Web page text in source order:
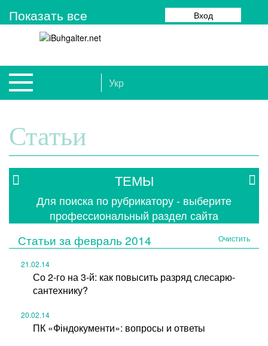
Показать все Вход
Укр
Статьи
ТЕМЫ
Для поиска по рубрикатору - выберите
профессиональный раздел сайта
Статьи за февраль 2014 Очистить
21.02.14
Со 2-го на 3-й: как повысить разряд слесарю-
сантехнику?
20.02.14
ПК «Фіндокументи»: вопросы и ответы